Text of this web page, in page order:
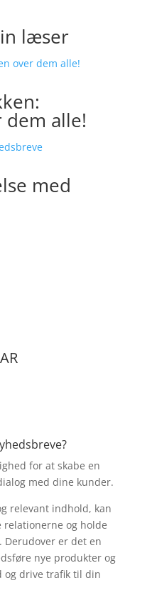
læser
dem alle!
med
for at skabe en
med dine kunder.
relevant indhold, kan
relationerne og holde
Derudover er det en
nye produkter og
og drive trafik til din